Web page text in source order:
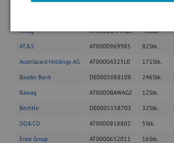
Amag AT00000AMAG3 41Stk.
AT&S AT0000969985 82Stk.
Austriacard Holdings AG AT0000A325L0 171 Stk.
Baader Bank DE0005088108 246Stk.
Bawag AT0000BAWAG2 12Stk.
Bechtle DE0005158703 32Stk.
DO&CO AT0000818802 5Stk.
Erste Group AT0000652011 16Stk.